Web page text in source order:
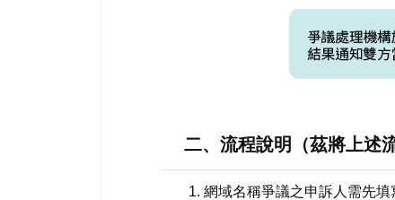
二、流程說明（茲將上述
1. 網域名稱爭議之申訴人需先